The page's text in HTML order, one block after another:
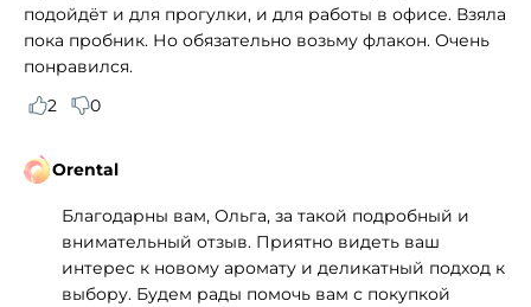
подойдёт и для прогулки, и для работы в офисе. Взяла
пока пробник. Но обязательно возьму флакон. Очень
понравился.
2
0
Orental
Благодарны вам, Ольга, за такой подробный и
внимательный отзыв. Приятно видеть ваш
интерес к новому аромату и деликатный подход к
выбору. Будем рады помочь вам с покупкой